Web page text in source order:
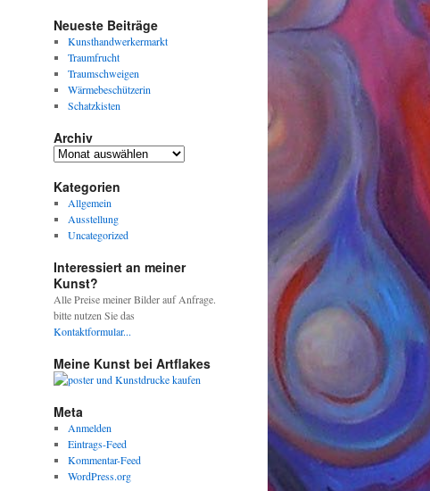
Neueste Beiträge
Kunsthandwerkermarkt
Traumfrucht
Traumschweigen
Wärmebeschützerin
Schatzkisten
Archiv
Archiv
Kategorien
Allgemein
Ausstellung
Uncategorized
Interessiert an meiner
Kunst?
Alle Preise meiner Bilder auf Anfrage.
bitte nutzen Sie das
Kontaktformular...
Meine Kunst bei Artflakes
Meta
Anmelden
Eintrags-Feed
Kommentar-Feed
WordPress.org